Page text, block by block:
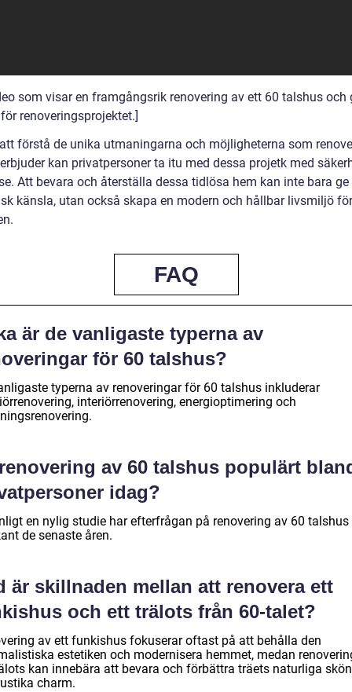
som visar en framgångsrik renovering av ett 60 talshus och
renoveringsprojektet.]
förstå de unika utmaningarna och möjligheterna som
kan privatpersoner ta itu med dessa projetk med
Att bevara och återställa dessa tidlösa hem kan inte bara ge
känsla, utan också skapa en modern och hållbar livsmiljö för
FAQ
är de vanligaste typerna av
för 60 talshus?
typerna av renoveringar för 60 talshus inkluderar
interiörrenovering, energioptimering och
av 60 talshus populärt
idag?
en nylig studie har efterfrågan på renovering av 60
de senaste åren.
är skillnaden mellan att renovera ett
och ett trälots från 60-talet?
av ett funkishus fokuserar oftast på att behålla den
estetiken och modernisera hemmet, medan
kan innebära att bevara och förbättra träets naturliga
charm.